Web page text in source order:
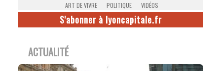
ART DE VIVRE
POLITIQUE VIDÉOS
S'abonner à lyoncapitale.fr
ACTUALITÉ